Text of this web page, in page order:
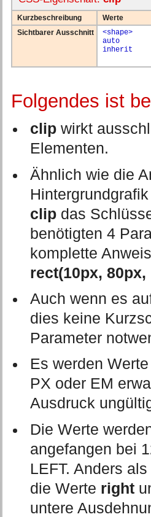
Kurzbeschreibung
Werte
Sichtbarer Ausschnitt
<shape>
auto
inherit
Folgendes ist
clip wirkt
Elementen.
Ähnlich wie die
clip das
benötigten 4
komplette
rect(10px,
Auch wenn es
dies keine
Parameter
Es werden
PX oder EM
Ausdruck
Die Werte
angefangen bei
LEFT. Anders
die Werte right
untere